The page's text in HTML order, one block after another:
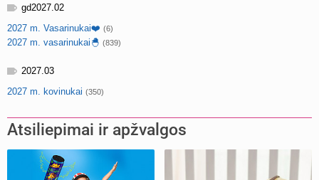
gd2027.02
2027 m. Vasarinukai❤️ (6)
2027 m. vasarinukai🐣 (839)
2027.03
2027 m. kovinukai (350)
Atsiliepimai ir apžvalgos